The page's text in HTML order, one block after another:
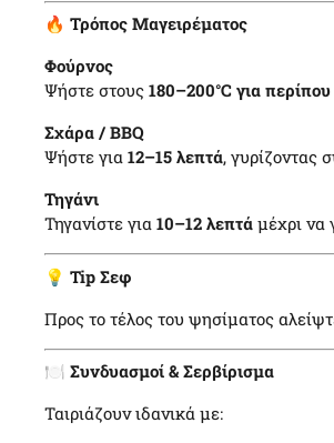
🔥 Τρόπος Μαγειρέματος
Φούρνος
Ψήστε στους 180–200°C για
Σχάρα / BBQ
Ψήστε για 12–15 λεπτά, γυρίζοντας
Τηγάνι
Τηγανίστε για 10–12 λεπτά μέχρι να
💡 Tip Σεφ
Προς το τέλος του ψησίματος
🍽️ Συνδυασμοί & Σερβίρισμα
Ταιριάζουν ιδανικά με: